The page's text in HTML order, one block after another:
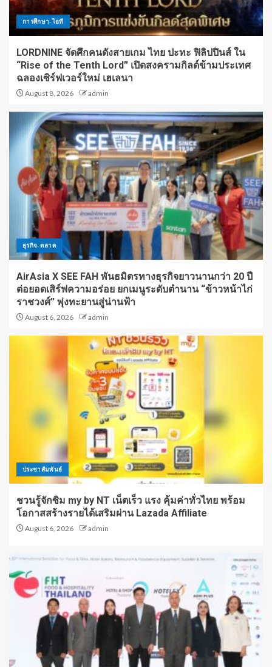
การศึกษา-ไอที
LORDNINE จัดศึกคนดังสายเกม ไทย ปะทะ ฟิลิปปินส์ ใน
“Rise of the Tenth Lord” เปิดสงครามกิลด์ข้ามประเทศ
ฉลองเซิร์ฟเวอร์ใหม่ เฮเลนา
August 8, 2026 admin
ธุรกิจ-ตลาด
AirAsia X SEE FAH พันธมิตรทางธุรกิจยาวนานกว่า 20 ปี
ต่อยอดเสิร์ฟความอร่อย ยกเมนูระดับตำนาน “ข้าวหน้าไก่
ราชวงศ์” พุ่งทะยานสู่น่านฟ้า
August 6, 2026 admin
ประชาสัมพันธ์
ชวนรู้จักซิม my by NT เน็ตเร็ว แรง คุ้มค่าทั่วไทย พร้อม
โอกาสสร้างรายได้เสริมผ่าน Lazada Affiliate
August 6, 2026 admin